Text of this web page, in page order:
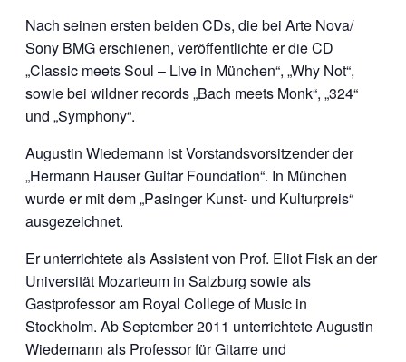
Nach seinen ersten beiden CDs, die bei Arte Nova/
Sony BMG erschienen, veröffentlichte er die CD
„Classic meets Soul – Live in München“, „Why Not“,
sowie bei wildner records „Bach meets Monk“, „324“
und „Symphony“.
Augustin Wiedemann ist Vorstandsvorsitzender der
„Hermann Hauser Guitar Foundation“. In München
wurde er mit dem „Pasinger Kunst- und Kulturpreis“
ausgezeichnet.
Er unterrichtete als Assistent von Prof. Eliot Fisk an der
Universität Mozarteum in Salzburg sowie als
Gastprofessor am Royal College of Music in
Stockholm. Ab September 2011 unterrichtete Augustin
Wiedemann als Professor für Gitarre und